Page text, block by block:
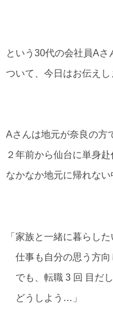
という30代の会社員Aさ
ついて、今日はお伝えし
Aさんは地元が奈良の方
２年前から仙台に単身赴
なかなか地元に帰れない
「家族と一緒に暮らし
仕事も自分の思う方向
でも、転職 3 回 目だ
どうしよう…」